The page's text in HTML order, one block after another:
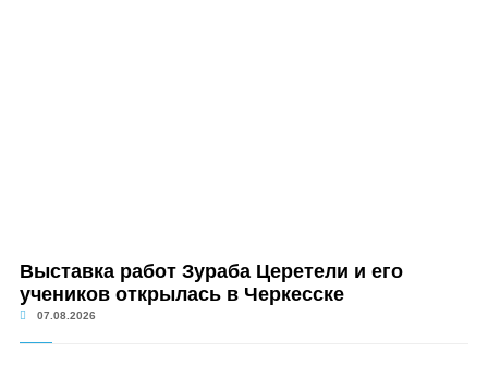
Выставка работ Зураба Церетели и его
учеников открылась в Черкесске
07.08.2026